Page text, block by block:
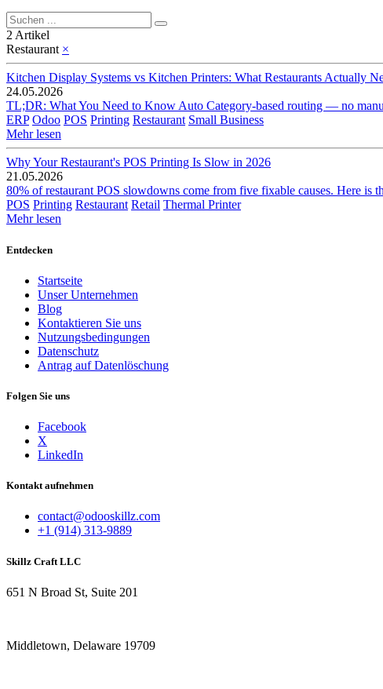
2 Artikel
Restaurant ×
Kitchen Display Systems vs Kitchen Printers: What Restaurants Actually
24.05.2026
TL;DR: What You Need to Know Auto Category-based routing — no
ERP Odoo POS Printing Restaurant Small Business
Mehr lesen
Why Your Restaurant's POS Printing Is Slow in 2026
21.05.2026
80% of restaurant POS slowdowns come from five fixable causes. Here is
POS Printing Restaurant Retail Thermal Printer
Mehr lesen
Entdecken
Startseite
Unser Unternehmen
Blog
Kontaktieren Sie uns
Nutzungsbedingungen
Datenschutz
Antrag auf Datenlöschung
Folgen Sie uns
Facebook
X
LinkedIn
Kontakt aufnehmen
contact@odooskillz.com
+1 (914) 313-9889
Skillz Craft LLC
651 N Broad St, Suite 201
Middletown, Delaware 19709